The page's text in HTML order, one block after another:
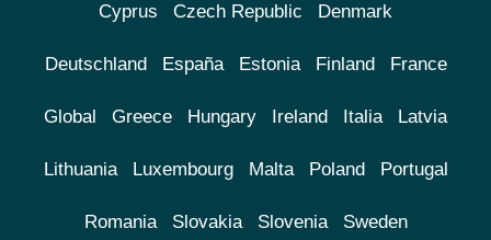
Cyprus Czech Republic Denmark
Deutschland España Estonia Finland France
Global Greece Hungary Ireland Italia Latvia
Lithuania Luxembourg Malta Poland Portugal
Romania Slovakia Slovenia Sweden